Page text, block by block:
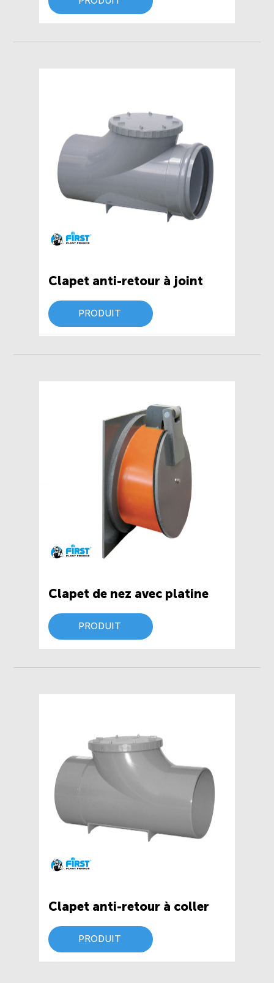
Clapet anti-retour à joint
PRODUIT
Clapet de nez avec platine
PRODUIT
Clapet anti-retour à coller
PRODUIT